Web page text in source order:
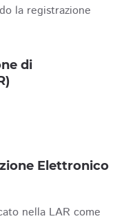
la registrazione
di
Elettronico
nella LAR come